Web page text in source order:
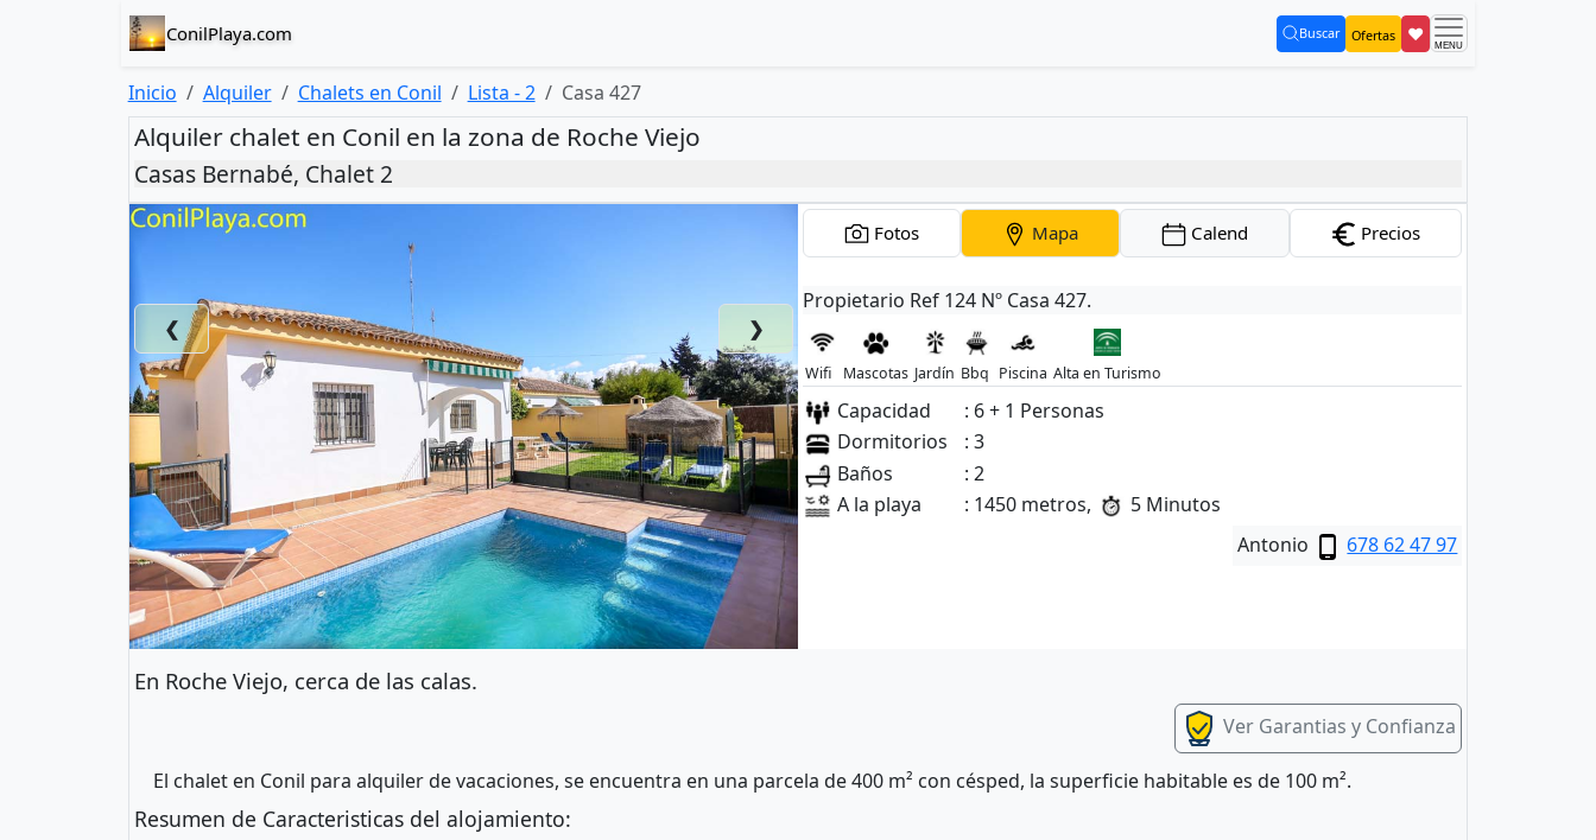
ConilPlaya.com Buscar
(current) Ofertas ❤
Inicio Alquiler Chalets en Conil Lista - 2 Casa 427
Alquiler chalet en Conil en la zona de Roche Viejo
Casas Bernabé, Chalet 2
❮ ❯
Fotos Mapa Calend Precios
Propietario Ref 124 Nº Casa 427.
Wifi Mascotas Jardín Bbq Piscina Alta en Turismo
Capacidad
: 6 + 1 Personas
Dormitorios
: 3
Baños
: 2
A la playa
: 1450 metros,
5 Minutos
Antonio
678 62 47 97
En Roche Viejo, cerca de las calas.
Ver Garantias y Confianza
El chalet en Conil para alquiler de vacaciones, se encuentra en una parcela de 400 m² con césped, la superficie habitable es de 100 m².
Resumen de Caracteristicas del alojamiento: